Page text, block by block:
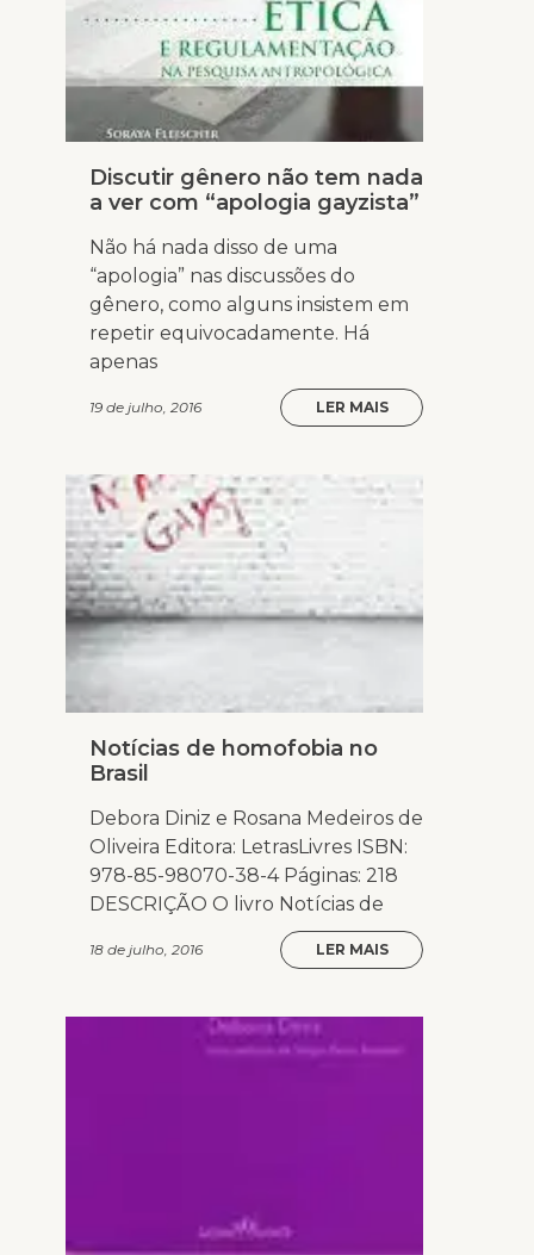
Discutir gênero não tem nada
a ver com “apologia gayzista”
Não há nada disso de uma
“apologia” nas discussões do
gênero, como alguns insistem em
repetir equivocadamente. Há
apenas
19 de julho, 2016 LER MAIS
Notícias de homofobia no
Brasil
Debora Diniz e Rosana Medeiros de
Oliveira Editora: LetrasLivres ISBN:
978-85-98070-38-4 Páginas: 218
DESCRIÇÃO O livro Notícias de
18 de julho, 2016 LER MAIS